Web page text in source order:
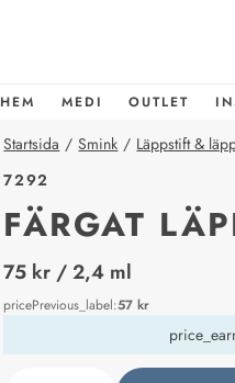
HEM MEDI OUTLET
Startsida / Smink / Läppstift &
7292
FÄRGAT
price_label
75 kr / 2,4 ml
pricePrevious_label:57 kr